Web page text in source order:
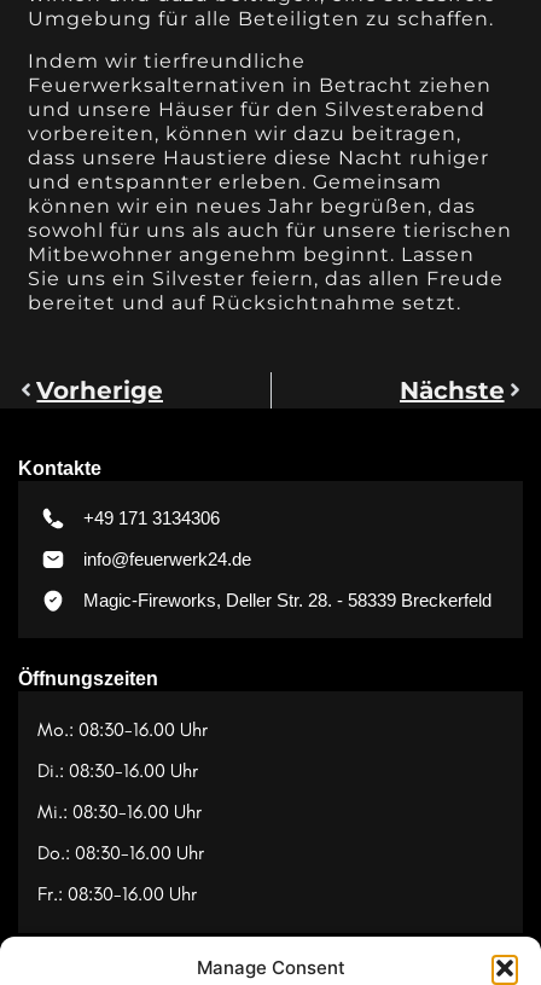
Manage Consent
Umgebung für alle Beteiligten zu schaffen.
Indem wir tierfreundliche
Feuerwerksalternativen in Betracht ziehen
und unsere Häuser für den Silvesterabend
vorbereiten, können wir dazu beitragen,
dass unsere Haustiere diese Nacht ruhiger
und entspannter erleben. Gemeinsam
können wir ein neues Jahr begrüßen, das
sowohl für uns als auch für unsere tierischen
Mitbewohner angenehm beginnt. Lassen
Sie uns ein Silvester feiern, das allen Freude
bereitet und auf Rücksichtnahme setzt.
Vorherige Nächste
Kontakte
+49 171 3134306
info@feuerwerk24.de
Magic-Fireworks, Deller Str. 28. - 58339 Breckerfeld
Öffnungszeiten
Mo.: 08:30-16.00 Uhr
Di.: 08:30-16.00 Uhr
Mi.: 08:30-16.00 Uhr
Do.: 08:30-16.00 Uhr
Fr.: 08:30-16.00 Uhr